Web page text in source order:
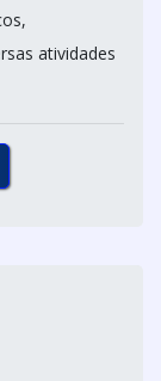
atividades